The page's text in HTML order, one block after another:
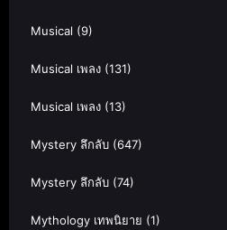
Musical (9)
Musical เพลง (131)
Musical เพลง (13)
Mystery ลึกลับ (647)
Mystery ลึกลับ (74)
Mythology เทพนิยาย (1)